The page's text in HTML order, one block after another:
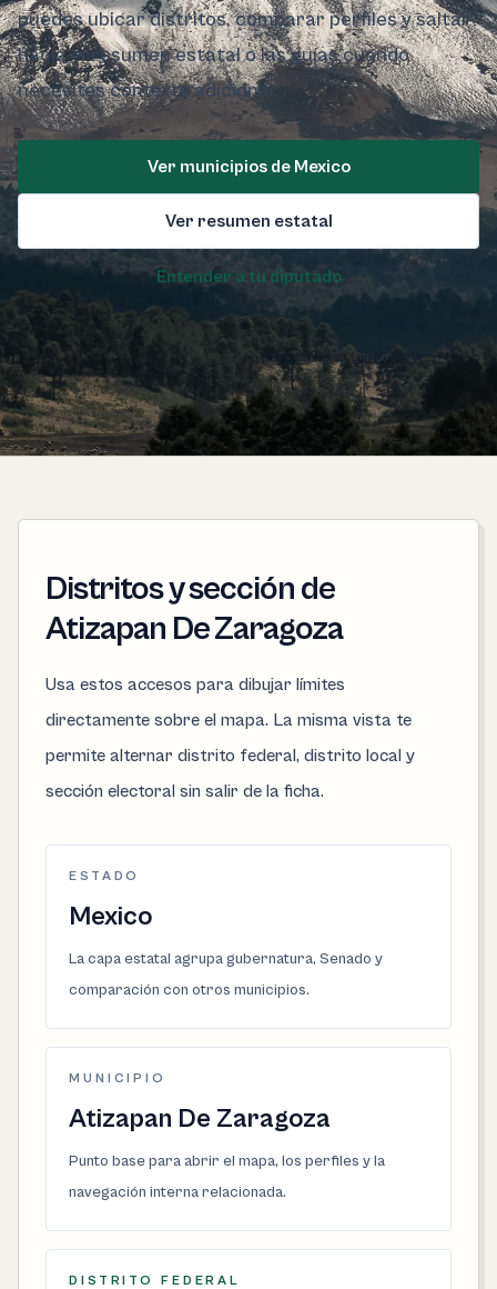
puedes ubicar distritos, comparar perfiles y saltar
hacia el resumen estatal o las guías cuando
necesites contexto adicional.
Ver municipios de Mexico
Ver resumen estatal
Entender a tu diputado
Foto de Mexico: Luis Merlos Vega / Pexels
Distritos y sección de
Atizapan De Zaragoza
Usa estos accesos para dibujar límites
directamente sobre el mapa. La misma vista te
permite alternar distrito federal, distrito local y
sección electoral sin salir de la ficha.
ESTADO
Mexico
La capa estatal agrupa gubernatura, Senado y
comparación con otros municipios.
MUNICIPIO
Atizapan De Zaragoza
Punto base para abrir el mapa, los perfiles y la
navegación interna relacionada.
DISTRITO FEDERAL